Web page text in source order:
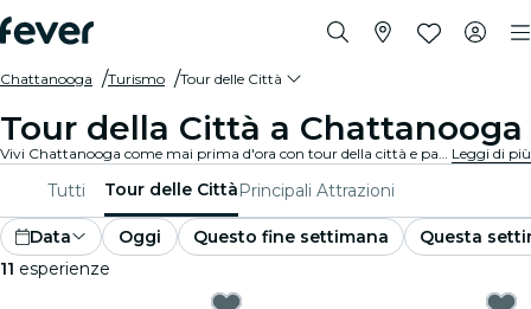
Chattanooga Turismo Tour delle Città
Tour della Città a Chattanooga
Vivi Chattanooga come mai prima d'ora con tour della città e pacchetti turistici. Mentre esplori i famosi luoghi di interesse, le gemme nascoste e i luoghi tipici di Chattanooga, scoprirai le storie che danno vita alla città. Leggi di più
Tutti Tour delle CittàPrincipali Attrazioni
Data Oggi Questo fine settimana
Questa
11 esperienze